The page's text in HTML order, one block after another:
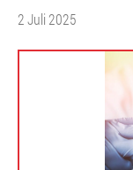
2 Juli 2025